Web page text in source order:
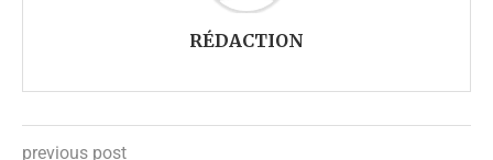
RÉDACTION
previous post